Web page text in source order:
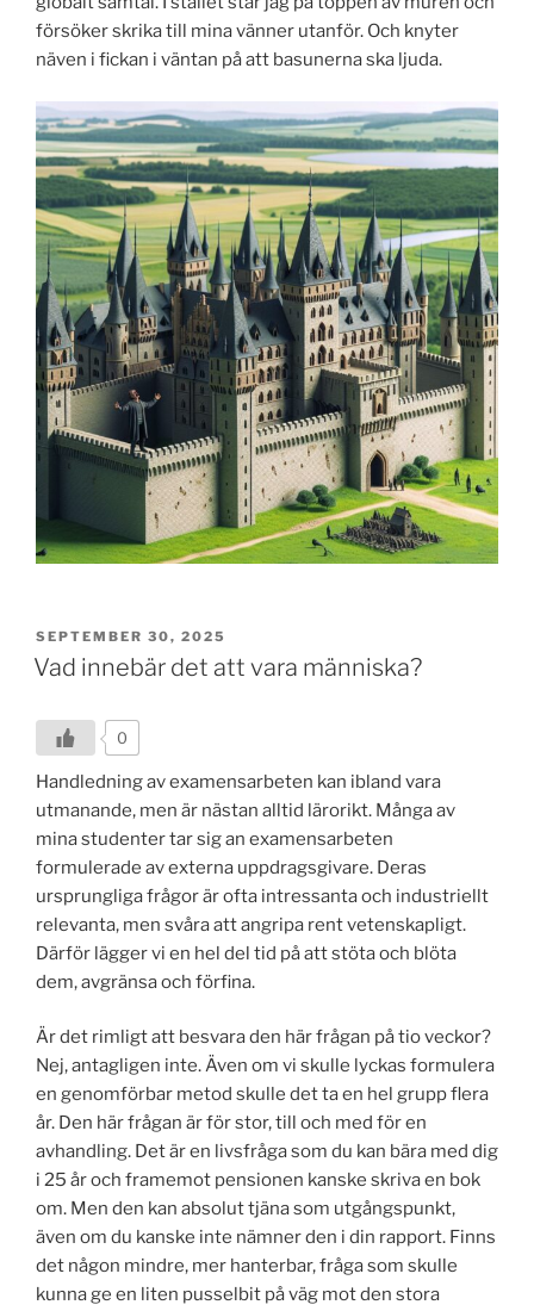
försöker skrika till mina vänner utanför. Och knyter
näven i fickan i väntan på att basunerna ska ljuda.
POSTED
ON
SEPTEMBER 30, 2025
Vad innebär det att vara människa?
0
Handledning av examensarbeten kan ibland vara
utmanande, men är nästan alltid lärorikt. Många av
mina studenter tar sig an examensarbeten
formulerade av externa uppdragsgivare. Deras
ursprungliga frågor är ofta intressanta och industriellt
relevanta, men svåra att angripa rent vetenskapligt.
Därför lägger vi en hel del tid på att stöta och blöta
dem, avgränsa och förfina.
Är det rimligt att besvara den här frågan på tio veckor?
Nej, antagligen inte. Även om vi skulle lyckas formulera
en genomförbar metod skulle det ta en hel grupp flera
år. Den här frågan är för stor, till och med för en
avhandling. Det är en livsfråga som du kan bära med dig
i 25 år och framemot pensionen kanske skriva en bok
om. Men den kan absolut tjäna som utgångspunkt,
även om du kanske inte nämner den i din rapport. Finns
det någon mindre, mer hanterbar, fråga som skulle
kunna ge en liten pusselbit på väg mot den stora